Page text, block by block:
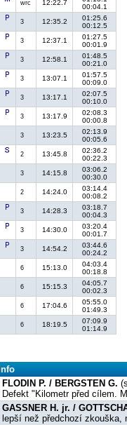
wrc 12:22.7
00:04.1
3 12:35.2
01:25.6
00:12.5
3 12:37.1
01:27.5
00:01.9
3 12:58.1
01:48.5
00:21.0
3 13:07.1
01:57.5
00:09.0
3 13:17.1
02:07.5
00:10.0
3 13:17.9
02:08.3
00:00.8
3 13:23.5
02:13.9
00:05.6
2 13:45.8
02:36.2
00:22.3
3 14:15.8
03:06.2
00:30.0
2 14:24.0
03:14.4
00:08.2
3 14:28.3
03:18.7
00:04.3
3 14:30.0
03:20.4
00:01.7
3 14:54.2
03:44.6
00:24.2
6 15:13.0
04:03.4
00:18.8
6 15:15.3
04:05.7
00:02.3
6 17:04.6
05:55.0
01:49.3
6 18:19.5
07:09.9
01:14.9
Info
FLODIN P. / BERGSTEN G.
Defekt "Kilometr před cílem.
GASSNER H. jr. /
lepší než předchozí